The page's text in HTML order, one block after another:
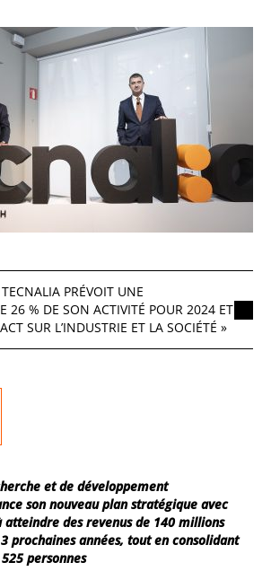
PRÉVOIT UNE
26 % DE SON ACTIVITÉ POUR 2024 ET
SUR L’INDUSTRIE ET LA SOCIÉTÉ »
et de développement
son nouveau plan stratégique avec
des revenus de 140 millions
prochaines années, tout en consolidant
personnes